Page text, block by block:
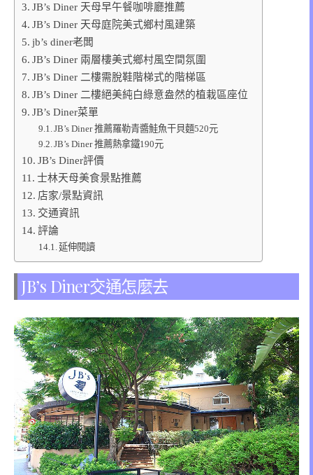
JB’s Diner 天母早午餐咖啡廳推薦
JB’s Diner 天母庭院美式鄉村風建築
jb’s diner老闆
JB’s Diner 兩層樓美式鄉村風空間氛圍
JB’s Diner 二樓需脫鞋階梯式的階梯區
JB’s Diner 二樓絕美純白綠意盎然的植栽區座位
JB’s Diner菜單
JB’s Diner 推薦羅勒青醬鮭魚干貝麵520元
JB’s Diner 推薦熱拿鐵190元
JB’s Diner評價
士林天母美食景點推薦
店家/景點資訊
交通資訊
評論
延伸閱讀
JB’s Diner交通怎麼去